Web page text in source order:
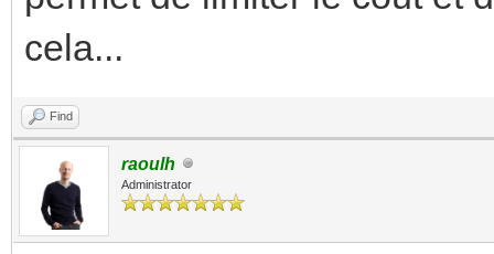
cela...
Find
raoulh
Administrator